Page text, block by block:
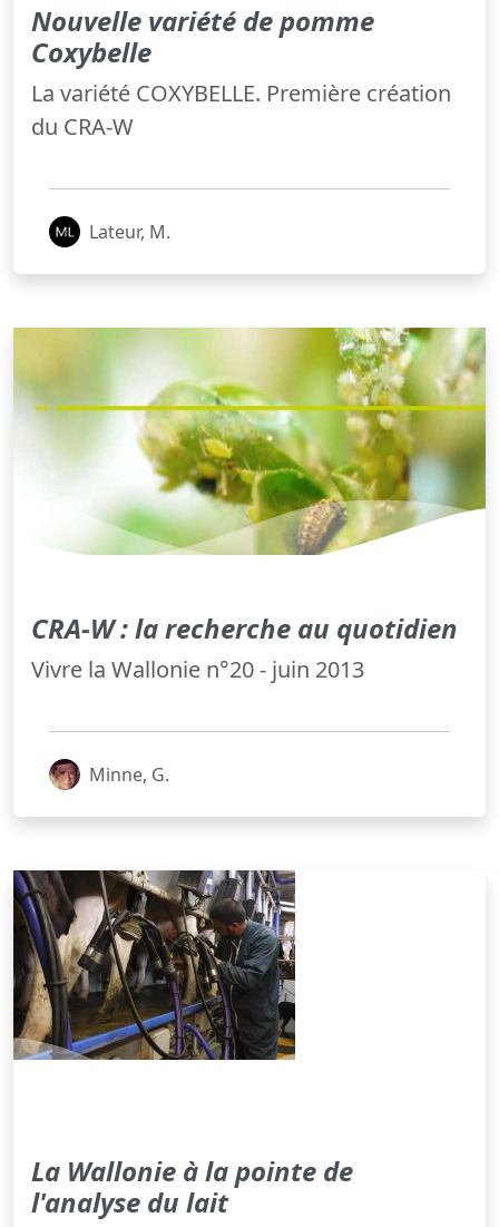
Nouvelle variété de pomme
Coxybelle
La variété COXYBELLE. Première création
du CRA-W
Lateur, M.
CRA-W : la recherche au quotidien
Vivre la Wallonie n°20 - juin 2013
Minne, G.
La Wallonie à la pointe de
l'analyse du lait